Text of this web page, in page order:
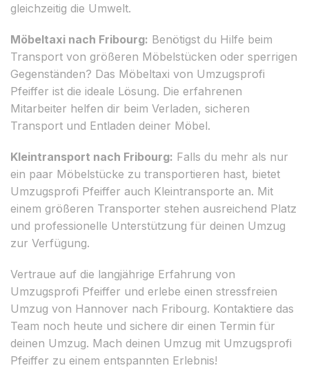
gleichzeitig die Umwelt.
Möbeltaxi nach Fribourg: Benötigst du Hilfe beim
Transport von größeren Möbelstücken oder sperrigen
Gegenständen? Das Möbeltaxi von Umzugsprofi
Pfeiffer ist die ideale Lösung. Die erfahrenen
Mitarbeiter helfen dir beim Verladen, sicheren
Transport und Entladen deiner Möbel.
Kleintransport nach Fribourg: Falls du mehr als nur
ein paar Möbelstücke zu transportieren hast, bietet
Umzugsprofi Pfeiffer auch Kleintransporte an. Mit
einem größeren Transporter stehen ausreichend Platz
und professionelle Unterstützung für deinen Umzug
zur Verfügung.
Vertraue auf die langjährige Erfahrung von
Umzugsprofi Pfeiffer und erlebe einen stressfreien
Umzug von Hannover nach Fribourg. Kontaktiere das
Team noch heute und sichere dir einen Termin für
deinen Umzug. Mach deinen Umzug mit Umzugsprofi
Pfeiffer zu einem entspannten Erlebnis!